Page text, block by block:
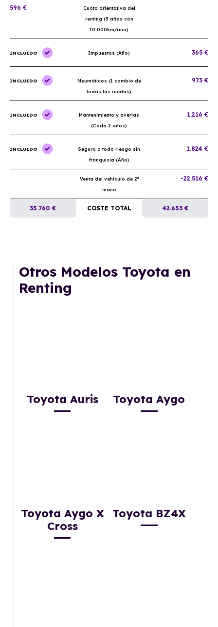
596 €
Cuota orientativa del
renting (5 años con
10.000km/año)
INCLUIDO Impuestos (Año) 365 €
INCLUIDO
Neumáticos (1 cambio de
todas las ruedas)
973 €
INCLUIDO
Mantenimiento y averías
(Cada 2 años)
1.216 €
INCLUIDO
Seguro a todo riesgo sin
franquicia (Año)
1.824 €
Venta del vehículo de 2ª
mano
-22.516 €
35.760 € COSTE TOTAL 42.653 €
Otros Modelos Toyota en
Renting
Toyota Auris Toyota Aygo
Toyota Aygo X
Cross
Toyota BZ4X